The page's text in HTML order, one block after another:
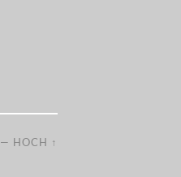
— HOCH ↑